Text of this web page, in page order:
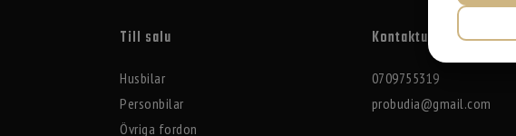
Till salu
Husbilar
Personbilar
Övriga fordon
Kontaktuppgifter
0709755319
probudia@gmail.com